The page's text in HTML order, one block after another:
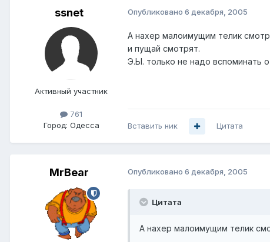
ssnet
Активный участник
761
Город: Одесса
Опубликовано 6 декабря, 2005
А нахер малоимущим телик
и пущай смотрят.
Э.Ы. только не надо вспоминать
Вставить ник Цитата
MrBear Опубликовано 6 декабря, 2005
Цитата
А нахер малоимущим телик